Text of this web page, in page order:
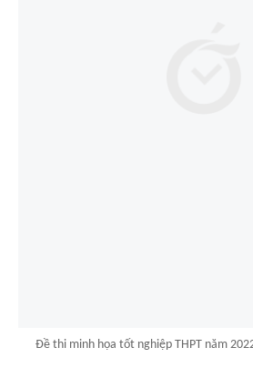
Đề thi minh họa tốt nghiệp THPT năm